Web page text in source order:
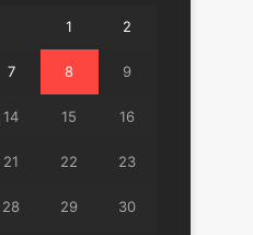
1 2
7 8 9
14 15 16
21 22 23
28 29 30